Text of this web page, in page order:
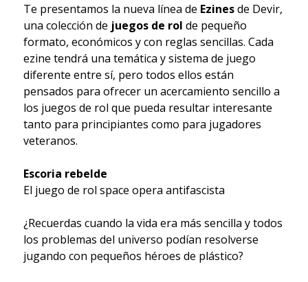
Te presentamos la nueva línea de Ezinesde Devir,
una colección de juegos de rol de pequeño
formato, económicos y con reglas sencillas. Cada
ezine tendrá una temática y sistema de juego
diferente entre sí, pero todos ellos están
pensados para ofrecer un acercamiento sencillo a
los juegos de rol que pueda resultar interesante
tanto para principiantes como para jugadores
veteranos.
Escoria rebelde
El juego de rol space opera antifascista
¿Recuerdas cuando la vida era más sencilla y todos
los problemas del universo podían resolverse
jugando con pequeños héroes de plástico?